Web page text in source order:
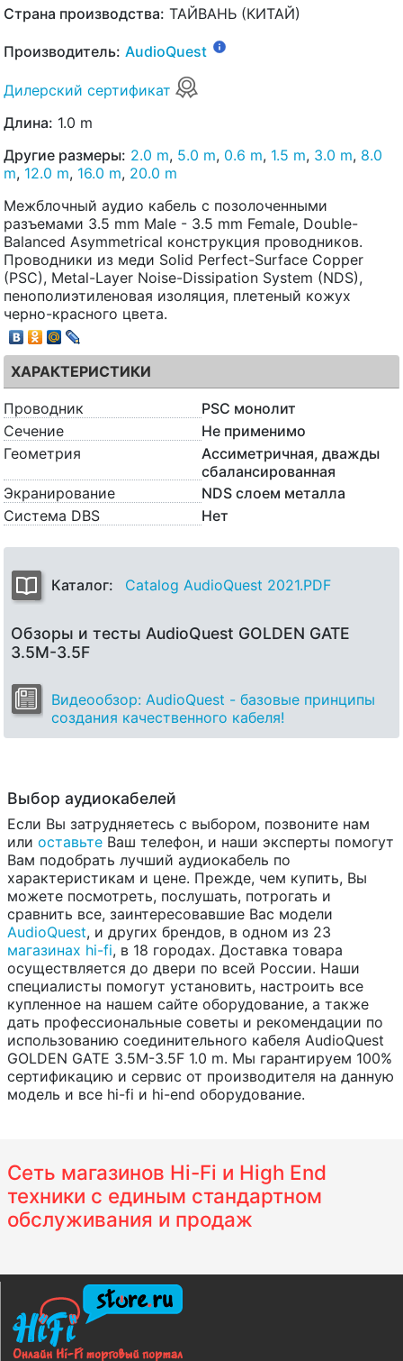
Страна производства: ТАЙВАНЬ (КИТАЙ)
Производитель: AudioQuest
Дилерский сертификат
Длина: 1.0 m
Другие размеры: 2.0 m, 5.0 m, 0.6 m, 1.5 m, 3.0 m, 8.0
m, 12.0 m, 16.0 m, 20.0 m
Межблочный аудио кабель с позолоченными
разъемами 3.5 mm Male - 3.5 mm Female, Double-
Balanced Asymmetrical конструкция проводников.
Проводники из меди Solid Perfect-Surface Copper
(PSC), Metal-Layer Noise-Dissipation System (NDS),
пенополиэтиленовая изоляция, плетеный кожух
черно-красного цвета.
ХАРАКТЕРИСТИКИ
Проводник
PSC монолит
Сечение
Не применимо
Геометрия
Ассиметричная, дважды
сбалансированная
Экранирование
NDS слоем металла
Система DBS
Нет
Каталог: Catalog AudioQuest 2021.PDF
Обзоры и тесты AudioQuest GOLDEN GATE
3.5M-3.5F
Видеообзор: AudioQuest - базовые принципы
создания качественного кабеля!
Выбор аудиокабелей
Если Вы затрудняетесь с выбором, позвоните нам
или оставьте Ваш телефон, и наши эксперты помогут
Вам подобрать лучший аудиокабель по
характеристикам и цене. Прежде, чем купить, Вы
можете посмотреть, послушать, потрогать и
сравнить все, заинтересовавшие Вас модели
AudioQuest, и других брендов, в одном из 23
магазинах hi-fi, в 18 городах. Доставка товара
осуществляется до двери по всей России. Наши
специалисты помогут установить, настроить все
купленное на нашем сайте оборудование, а также
дать профессиональные советы и рекомендации по
использованию соединительного кабеля AudioQuest
GOLDEN GATE 3.5M-3.5F 1.0 m. Мы гарантируем 100%
сертификацию и сервис от производителя на данную
модель и все hi-fi и hi-end оборудование.
Сеть магазинов Hi-Fi и High End
техники с единым стандартном
обслуживания и продаж